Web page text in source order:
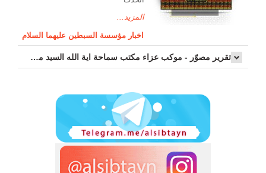
المزيد...
اخبار مؤسسة السبطين عليهما السلام
تقرير مصوّر - موكب عزاء مکتب سماحة اية الله السيد مرتضى الموسوي الاصفهاني في يوم إستشهاد السيدة فاطم...